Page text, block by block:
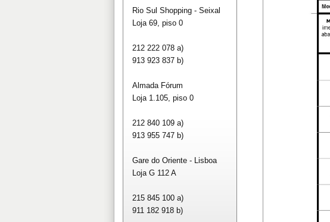
Rio Sul Shopping - Seixal
Loja 69, piso 0
212 222 078 a)
913 923 837 b)
Almada Fórum
Loja 1.105, piso 0
212 840 109 a)
913 955 747 b)
Gare do Oriente - Lisboa
Loja G 112 A
215 845 100 a)
911 182 918 b)